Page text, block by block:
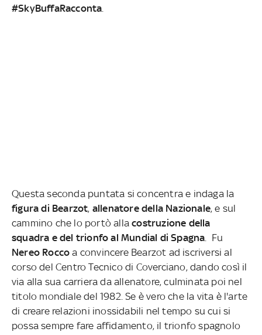
#SkyBuffaRacconta
Questa seconda puntata si concentra e indaga la
figura di Bearzot, allenatore della Nazionale, e sul
cammino che lo portò allacostruzione della
squadra e del trionfo al Mundial di Spagna
Fu
Nereo Roccoa convincere Bearzot ad iscriversi al
corso del Centro Tecnico di Coverciano, dando così il
via alla sua carriera da allenatore, culminata poi nel
titolo mondiale del 1982. Se è vero che la vita è l'arte
di creare relazioni inossidabili nel tempo su cui si
possa sempre fare affidamento, il trionfo spagnolo